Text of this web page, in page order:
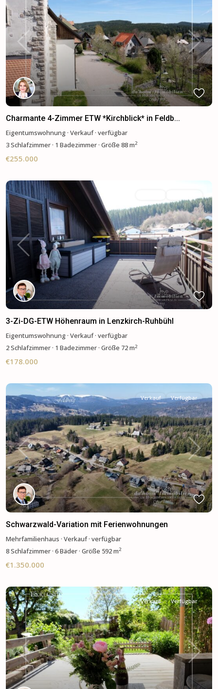
Previous Next
Charmante 4-Zimmer ETW *Kirchblick* in Feldb...
Eigentumswohnung· Verkauf· verfügbar
3Schlafzimmer· 1 Badezimmer· Größe 88 m2
€255.000
Previous Next
3-Zi-DG-ETW Höhenraum in Lenzkirch-Ruhbühl
Eigentumswohnung· Verkauf· verfügbar
2Schlafzimmer· 1 Badezimmer· Größe 72 m2
€178.000
Previous Next
Verkauf Verfügbar
Schwarzwald-Variation mit Ferienwohnungen
Mehrfamilienhaus · Verkauf· verfügbar
8Schlafzimmer· 6 Bäder· Größe 592 m2
€1.350.000
Previous Next
Verkauf Verfügbar